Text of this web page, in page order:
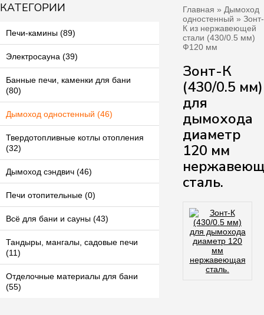
КАТЕГОРИИ
Печи-камины (89)
Электросауна (39)
Банные печи, каменки для бани
(80)
Дымоход одностенный (46)
Твердотопливные котлы отопления
(32)
Дымоход сэндвич (46)
Печи отопительные (0)
Всё для бани и сауны (43)
Тандыры, мангалы, садовые печи
(11)
Отделочные материалы для бани
(55)
Главная » Дымоход
одностенный » Зонт-
К из нержавеющей
стали (430/0.5 мм)
Ф120 мм
Зонт-К
(430/0.5 мм)
для
дымохода
диаметр
120 мм
сталь.